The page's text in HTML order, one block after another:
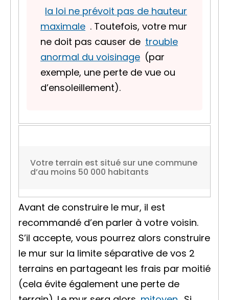
la loi ne prévoit pas de hauteur
maximale . Toutefois, votre mur
ne doit pas causer de trouble
anormal du voisinage (par
exemple, une perte de vue ou
d’ensoleillement).
Votre terrain est situé sur une commune
d’au moins 50 000 habitants
Avant de construire le mur, il est
recommandé d’en parler à votre voisin.
S’il accepte, vous pourrez alors construire
le mur sur la limite séparative de vos 2
terrains en partageant les frais par moitié
(cela évite également une perte de